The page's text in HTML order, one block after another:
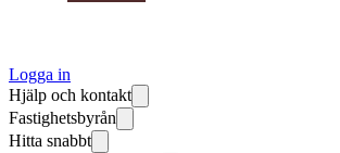
Logga in
Hjälp och kontakt
Fastighetsbyrån
Hitta snabbt